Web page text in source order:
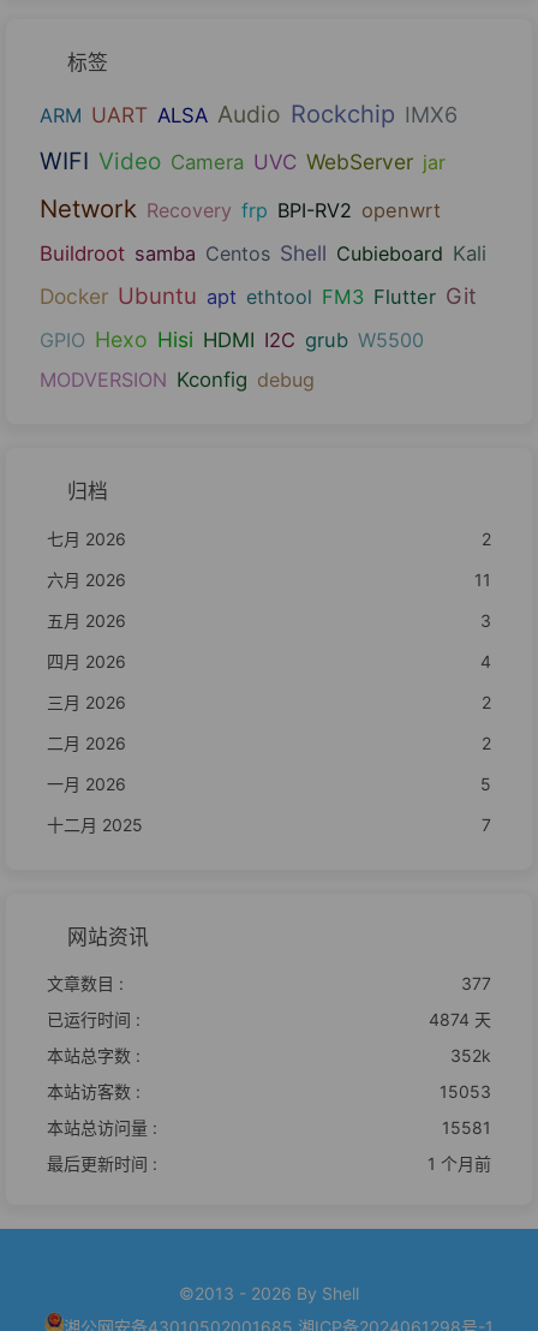
标签
ARM UART ALSA Audio Rockchip IMX6
WIFI Video Camera UVC WebServer jar
Network Recovery frp BPI-RV2 openwrt
Buildroot samba Centos Shell Cubieboard Kali
Docker Ubuntu apt ethtool FM3 Flutter Git
GPIO Hexo Hisi HDMI I2C grub W5500
MODVERSION Kconfig debug
归档
七月 2026
2
六月 2026
11
五月 2026
3
四月 2026
4
三月 2026
2
二月 2026
2
一月 2026
5
十二月 2025
7
网站资讯
文章数目 :
377
已运行时间 :
4874 天
本站总字数 :
352k
本站访客数 :
15053
本站总访问量 :
15581
最后更新时间 :
1 个月前
©2013 - 2026 By Shell